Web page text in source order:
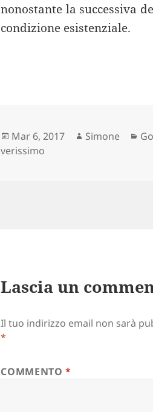
nonostante la successiva
condizione esistenziale.
Scritto
il
Mar 6, 2017 Autore
Simone
verissimo
Lascia un
Il tuo indirizzo email non sarà
*
COMMENTO*